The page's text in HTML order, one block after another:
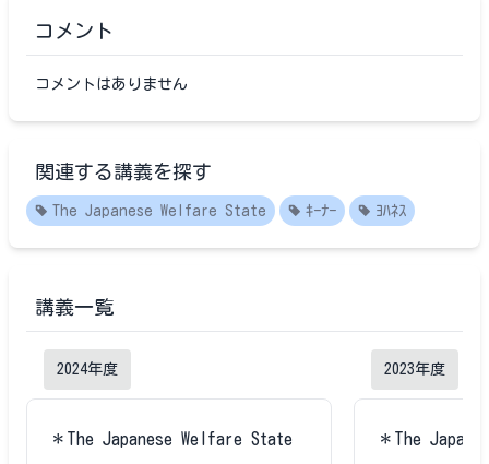
コメント
コメントはありません
関連する講義を探す
The Japanese Welfare State ｷｰﾅｰ ﾖﾊﾈｽ
講義一覧
2024年度
＊The Japanese Welfare State
2023年度
＊The